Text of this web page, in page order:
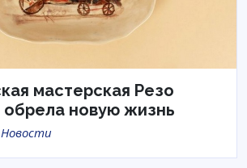
мастерская Резо
обрела новую жизнь
Новости